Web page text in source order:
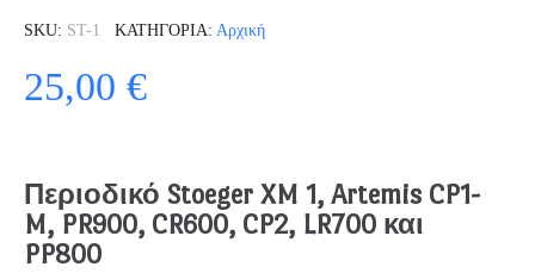
SKU ST-1 ΚΑΤΗΓΟΡΊΑ Αρχική
25,00 €
Περιοδικό Stoeger XM 1, Artemis CP1-
M, PR900, CR600, CP2, LR700 και
PP800